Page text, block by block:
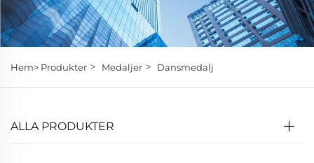
Hem> Produkter > Medaljer > Dansmedalj
ALLA PRODUKTER